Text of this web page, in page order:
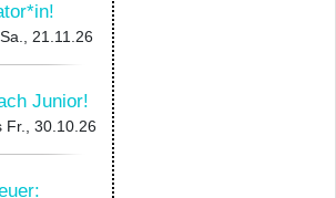
Sa., 21.11.26
Junior!
Fr., 30.10.26